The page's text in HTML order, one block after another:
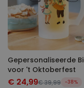
Gepersonaliseerde
voor 't Oktoberfest
€ 24,99€ 39,99 -38%